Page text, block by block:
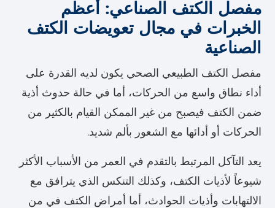
مفصل الكتف الصناعي: أعظم
الخبرات في مجال تعويضات الكتف
الصناعية
مفصل الكتف الطبيعي الصحي يكون لديه القدرة على
أداء نطاق واسع من الحركات، أما في حالة حدوث أذية
ضمن الكتف فيصبح من غير الممكن القيام بالكثير من
الحركات أو أدائها مع الشعور بألم شديد.
يعد التآكل المرتبط بالتقدم في العمر من الأسباب الأكثر
شيوعاً لأذيات الكتف، وكذلك التنكس الذي يترافق مع
الالتهابات وأذيات الحوادث، أما أمراض الكتف في من